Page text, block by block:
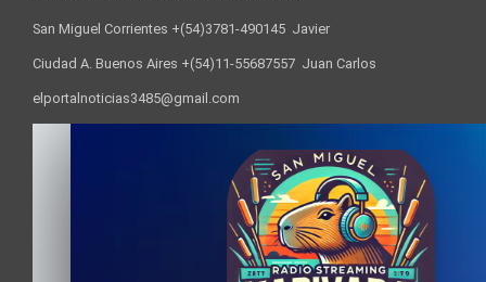
San Miguel Corrientes +(54)3781-490145 Javier
Ciudad A. Buenos Aires +(54)11-55687557 Juan Carlos
elportalnoticias3485@gmail.com